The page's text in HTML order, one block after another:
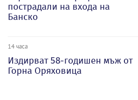
пострадали на входа на
Банско
14 часа
Издирват 58-годишен мъж от
Горна Оряховица